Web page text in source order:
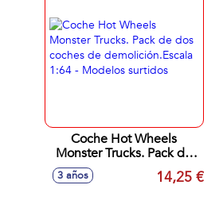
Coche Hot Wheels
Monster Trucks. Pack de
dos coches de
demolición.Escala 1:64 -
3 años 14,25 €